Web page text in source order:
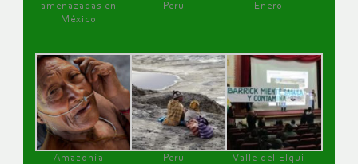
amenazadas en
México
Perú
Enero
Amazonía
Perú
Valle del Elqui